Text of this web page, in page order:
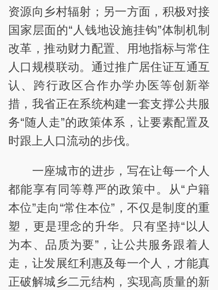
资源向乡村辐射；另一方面，积极对接
国家层面的“人钱地设施挂钩”体制机制
改革，推动财力配置、用地指标与常住
人口规模联动。通过推广居住证互通互
认、跨行政区合作办学办医等创新举
措，我省正在系统构建一套支撑公共服
务“随人走”的政策体系，让要素配置及
时跟上人口流动的步伐。
一座城市的进步，写在让每一个人
都能享有同等尊严的政策中。从“户籍
本位”走向“常住本位”，不仅是制度的重
塑，更是理念的升华。只有坚持“以人
为本、品质为要”，让公共服务跟着人
走，让发展红利惠及每一个人，才能真
正破解城乡二元结构，实现高质量的新